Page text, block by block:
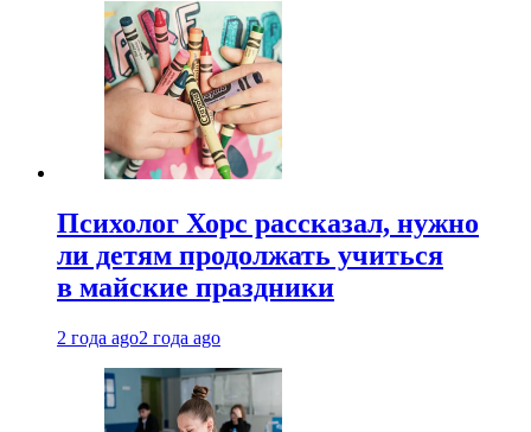
Психолог Хорс рассказал, нужно
ли детям продолжать учиться
в майские праздники
2 года ago2 года ago